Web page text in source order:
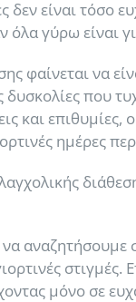
δεν είναι
γύρω είναι
φαίνεται να
που
και
ημέρες
αναζητήσουμε
μόνο σε